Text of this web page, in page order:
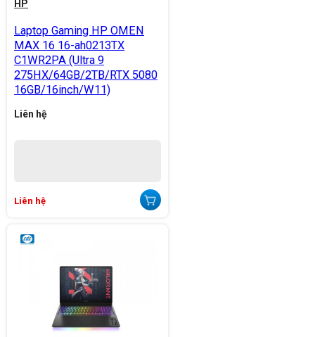
HP
Laptop Gaming HP OMEN
MAX 16 16-ah0213TX
C1WR2PA (Ultra 9
275HX/64GB/2TB/RTX 5080
16GB/16inch/W11)
Liên hệ
Liên hệ